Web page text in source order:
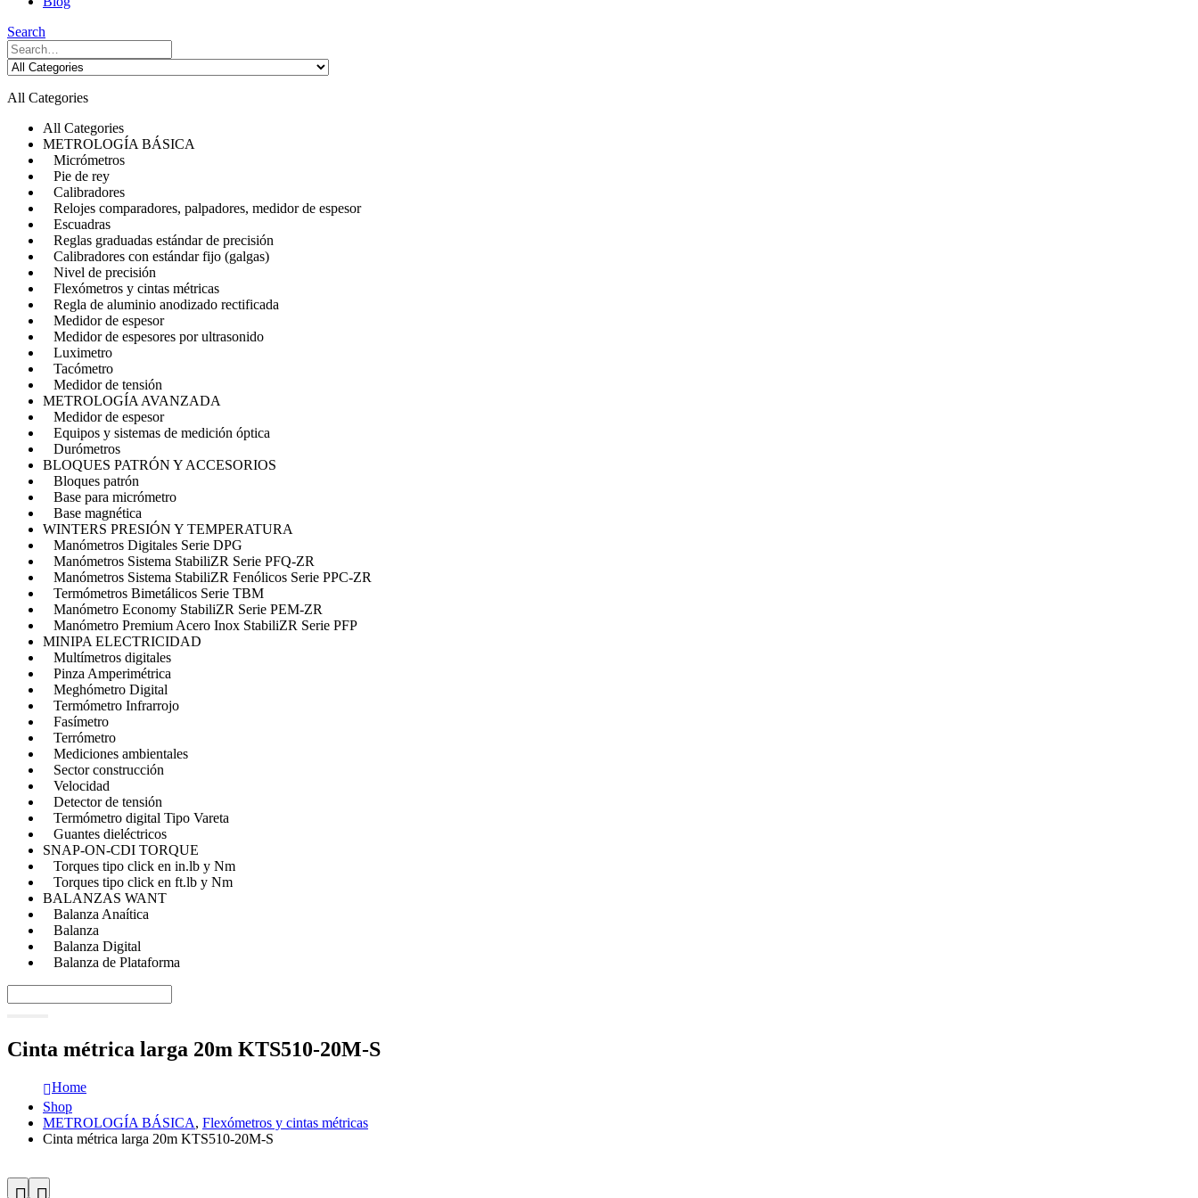
Search
All Categories
All Categories
METROLOGÍA BÁSICA
Micrómetros
Pie de rey
Calibradores
Relojes comparadores, palpadores, medidor de espesor
Escuadras
Reglas graduadas estándar de precisión
Calibradores con estándar fijo (galgas)
Nivel de precisión
Flexómetros y cintas métricas
Regla de aluminio anodizado rectificada
Medidor de espesor
Medidor de espesores por ultrasonido
Luximetro
Tacómetro
Medidor de tensión
METROLOGÍA AVANZADA
Medidor de espesor
Equipos y sistemas de medición óptica
Durómetros
BLOQUES PATRÓN Y ACCESORIOS
Bloques patrón
Base para micrómetro
Base magnética
WINTERS PRESIÓN Y TEMPERATURA
Manómetros Digitales Serie DPG
Manómetros Sistema StabiliZR Serie PFQ-ZR
Manómetros Sistema StabiliZR Fenólicos Serie PPC-ZR
Termómetros Bimetálicos Serie TBM
Manómetro Economy StabiliZR Serie PEM-ZR
Manómetro Premium Acero Inox StabiliZR Serie PFP
MINIPA ELECTRICIDAD
Multímetros digitales
Pinza Amperimétrica
Meghómetro Digital
Termómetro Infrarrojo
Fasímetro
Terrómetro
Mediciones ambientales
Sector construcción
Velocidad
Detector de tensión
Termómetro digital Tipo Vareta
Guantes dieléctricos
SNAP-ON-CDI TORQUE
Torques tipo click en in.lb y Nm
Torques tipo click en ft.lb y Nm
BALANZAS WANT
Balanza Anaítica
Balanza
Balanza Digital
Balanza de Plataforma
Cinta métrica larga 20m KTS510-20M-S
Home
Shop
METROLOGÍA BÁSICA, Flexómetros y cintas métricas
Cinta métrica larga 20m KTS510-20M-S